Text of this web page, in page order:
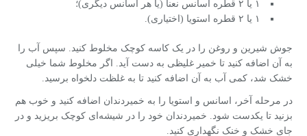
۱ یا ۲ قطره اسانس نعنا (یا هر اسانس دیگری)؛
۱ یا ۲ قطره استویا (اختیاری).
جوش شیرین و روغن را در یک کاسه کوچک مخلوط کنید. سپس آب را
به آن اضافه کنید تا خمیر غلیظی به دست آید. اگر مخلوط شما خیلی
خشک شد، کمی آب به آن اضافه کنید تا به غلظت دلخواه برسید.
در مرحله آخر، اسانس و استویا را به خمیردندان اضافه کنید و خوب هم
بزنید تا یکدست شود. خمیردندان خود را در شیشه‌ای کوچک بریزید و در
جای خشک و خنک نگهداری کنید.